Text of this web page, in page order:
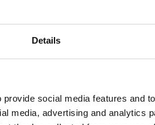
Details
social media features and
media, advertising and analytics
LED: 8W, totalt
Råa lumen: